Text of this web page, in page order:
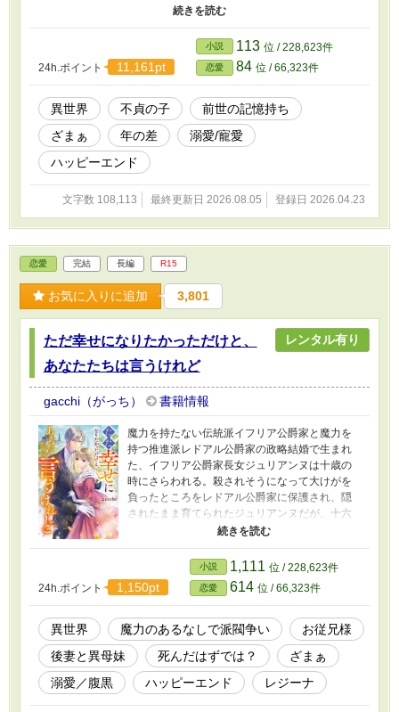
言葉を信じずに国王レオンハルトは剣を差し出してしまった。 迷
わず剣で自分の身体を切りつけたルシールは、意識を失いながら前
世がレオンハルトの婚約者候補だったことを思い出していた。
24h.ポイント 11,161pt
小説 113 位 / 228,623件
恋愛 84 位 / 66,323件
異世界 不貞の子
前世の記憶持ち
ざまぁ
年の差
溺愛/寵愛
ハッピーエンド
文字数 108,113 最終更新日 2026.08.05 登録日 2026.04.23
恋愛 完結 長編 R15
お気に入りに追加 3,801
ただ幸せになりたかっただけと、
あなたたちは言うけれど
レンタル有り
gacchi（がっち） 書籍情報
魔力を持たない伝統派イフリア公爵家と魔力を
持つ推進派レドアル公爵家の政略結婚で生まれ
た、イフリア公爵家長女ジュリアンヌは十歳の
時にさらわれる。殺されそうになって大けがを
負ったところをレドアル公爵家に保護され、隠
されたまま育てられたジュリアンヌだが、十六
歳からの学園には通わなくてはいけない。死ん
騒がしくなる。そして、元婚約者である第二王
子やイフリア公爵家に引き取られた異母妹シュ
ゼットに関わりたくないのにからまれることに
なる。ジュリアンヌは自分だけの幸せを探そう
とするけれど……。
24h.ポイント 1,150pt
小説 1,111 位 / 228,623件
恋愛 614 位 / 66,323件
異世界 魔力のあるなしで派閥争い
お従兄様
後妻と異母妹
死んだはずでは？
ざまぁ
溺愛／腹黒
ハッピーエンド レジーナ